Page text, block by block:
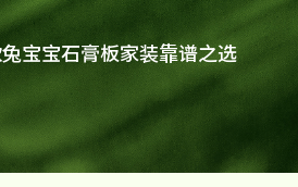

宝宝石膏板家装靠谱之选